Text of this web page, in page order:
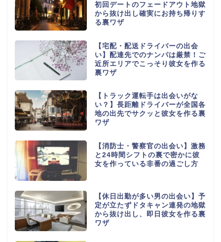
初回デートのフェードアウト地獄
から抜け出し確実にお持ち帰りす
る裏ワザ
【宅配・配送ドライバーの出会
い】配達先でのナンパは厳禁！ご
近所エリアでこっそり彼女を作る
裏ワザ
【トラック運転手は出会いがな
い？】長距離ドライバーが全国各
地の出先でサクッと彼女を作る裏
ワザ
【消防士・警察官の出会い】激務
と24時間シフトの裏で密かに彼
女を作っている非番の過ごし方
【休日出勤が多い男の出会い】予
定が立たずドタキャン連発の地獄
から抜け出し、即日彼女を作る裏
ワザ